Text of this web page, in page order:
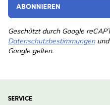
ABONNIEREN
Geschützt durch Google
Datenschutzbestimmungenund
Google gelten.
SERVICE